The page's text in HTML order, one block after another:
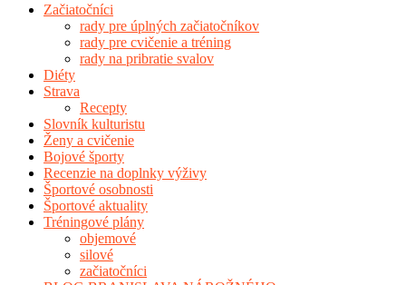
Začiatočníci
rady pre úplných začiatočníkov
rady pre cvičenie a tréning
rady na pribratie svalov
Diéty
Strava
Recepty
Slovník kulturistu
Ženy a cvičenie
Bojové športy
Recenzie na doplnky výživy
Športové osobnosti
Športové aktuality
Tréningové plány
objemové
silové
začiatočníci